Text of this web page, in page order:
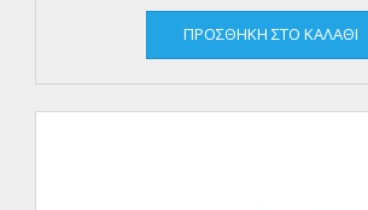
ΠΡΟΣΘΉΚΗ ΣΤΟ ΚΑΛΆΘΙ